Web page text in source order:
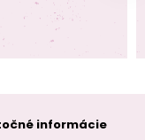
informácie